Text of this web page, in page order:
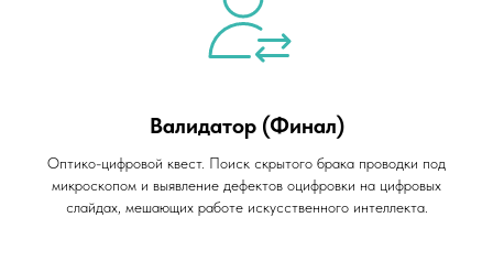
Валидатор (Финал)
Оптико-цифровой квест. Поиск скрытого брака проводки под
микроскопом и выявление дефектов оцифровки на цифровых
слайдах, мешающих работе искусственного интеллекта.